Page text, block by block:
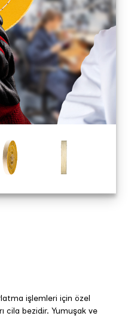
işlemleri için özel
cila bezidir. Yumuşak ve